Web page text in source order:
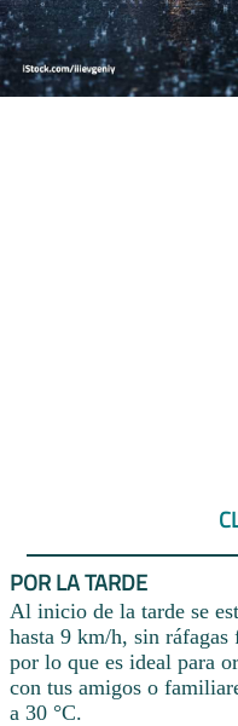
POR LA TARDE
Al inicio de la tarde se
hasta 9 km/h, sin ráfagas
por lo que es ideal para
con tus amigos o
a 30 °C.